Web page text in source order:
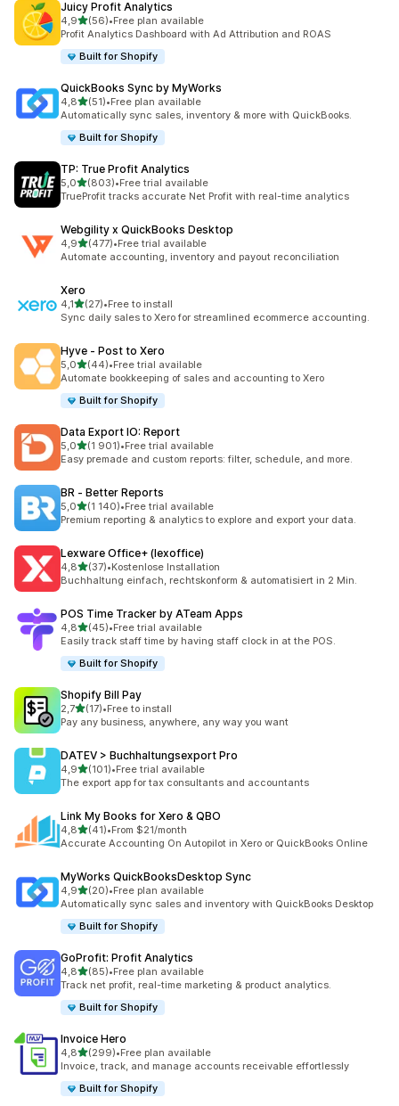
Juicy Profit Analytics
4,9z 5 hvězd
(56)
Celkový počet recenzí: 56
•Free plan available
Profit Analytics Dashboard with Ad Attribution and ROAS
Built for Shopify
QuickBooks Sync by MyWorks
4,8z 5 hvězd
(51)
Celkový počet recenzí: 51
•Free plan available
Automatically sync sales, inventory & more with QuickBooks.
Built for Shopify
TP: True Profit Analytics
5,0z 5 hvězd
(803)
Celkový počet recenzí: 803
•Free trial available
TrueProfit tracks accurate Net Profit with real-time analytics
Webgility x QuickBooks Desktop
4,9z 5 hvězd
(477)
Celkový počet recenzí: 477
•Free trial available
Automate accounting, inventory and payout reconciliation
Xero
4,1z 5 hvězd
(27)
Celkový počet recenzí: 27
•Free to install
Sync daily sales to Xero for streamlined ecommerce accounting.
Hyve ‑ Post to Xero
5,0z 5 hvězd
(44)
Celkový počet recenzí: 44
•Free trial available
Automate bookkeeping of sales and accounting to Xero
Built for Shopify
Data Export IO: Report
5,0z 5 hvězd
(1 901)
Celkový počet recenzí: 1901
•Free trial available
Easy premade and custom reports: filter, schedule, and more.
BR ‑ Better Reports
5,0z 5 hvězd
(1 140)
Celkový počet recenzí: 1140
•Free trial available
Premium reporting & analytics to explore and export your data.
Lexware Office+ (lexoffice)
4,8z 5 hvězd
(37)
Celkový počet recenzí: 37
•Kostenlose Installation
Buchhaltung einfach, rechtskonform & automatisiert in 2 Min.
POS Time Tracker by ATeam Apps
4,8z 5 hvězd
(45)
Celkový počet recenzí: 45
•Free trial available
Easily track staff time by having staff clock in at the POS.
Built for Shopify
Shopify Bill Pay
2,7z 5 hvězd
(17)
Celkový počet recenzí: 17
•Free to install
Pay any business, anywhere, any way you want
DATEV > Buchhaltungsexport Pro
4,9z 5 hvězd
(101)
Celkový počet recenzí: 101
•Free trial available
The export app for tax consultants and accountants
Link My Books for Xero & QBO
4,8z 5 hvězd
(41)
Celkový počet recenzí: 41
•From $21/month
Accurate Accounting On Autopilot in Xero or QuickBooks Online
MyWorks QuickBooksDesktop Sync
4,9z 5 hvězd
(20)
Celkový počet recenzí: 20
•Free plan available
Automatically sync sales and inventory with QuickBooks Desktop
Built for Shopify
GoProfit: Profit Analytics
4,8z 5 hvězd
(85)
Celkový počet recenzí: 85
•Free plan available
Track net profit, real-time marketing & product analytics.
Built for Shopify
Invoice Hero
4,8z 5 hvězd
(299)
Celkový počet recenzí: 299
•Free plan available
Invoice, track, and manage accounts receivable effortlessly
Built for Shopify